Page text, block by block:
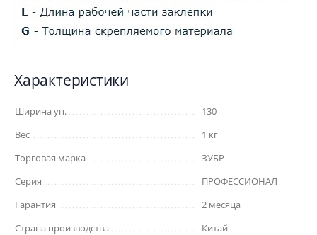
Характеристики
Ширина уп.
130
Вес
1 кг
Торговая марка
ЗУБР
Серия
ПРОФЕССИОНАЛ
Гарантия
2 месяца
Страна производства
Китай